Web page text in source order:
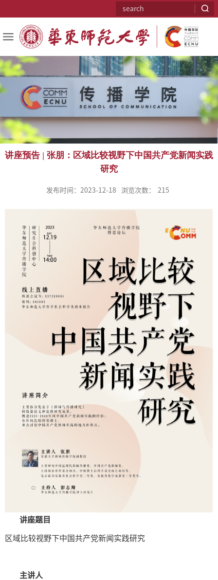
讲座预告 | 张朋：区域比较视野下中国共产党新闻实践
研究
发布时间：2023-12-18 浏览次数： 215
讲座题目
区域比较视野下中国共产党新闻实践研究
主讲人